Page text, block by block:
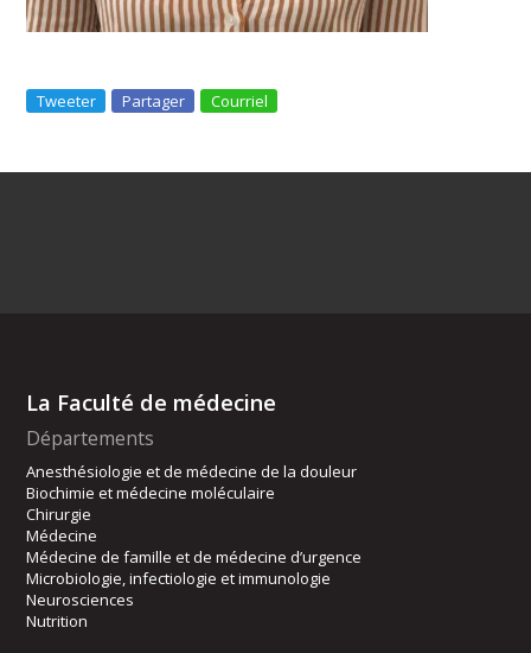
Tweeter Partager Courriel
La Faculté de médecine
Départements
Anesthésiologie et de médecine de la douleur
Biochimie et médecine moléculaire
Chirurgie
Médecine
Médecine de famille et de médecine d’urgence
Microbiologie, infectiologie et immunologie
Neurosciences
Nutrition